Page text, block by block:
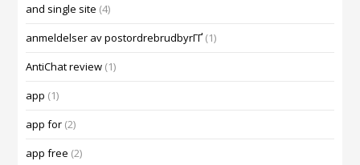
and single site (4)
anmeldelser av postordrebrudbyrГҐ (1)
AntiChat review (1)
app (1)
app for (2)
app free (2)